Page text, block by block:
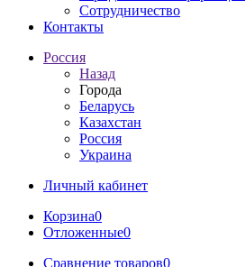
Сотрудничество
Контакты
Россия
Назад
Города
Беларусь
Казахстан
Россия
Украина
Личный кабинет
Корзина0
Отложенные0
Сравнение товаров0